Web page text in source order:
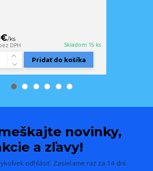
€/ks
DPH Skladom 15 ks
Pridať do košíka
novinky,
a zľavy!
odhlásiť. Zasielame raz za 14 dní.